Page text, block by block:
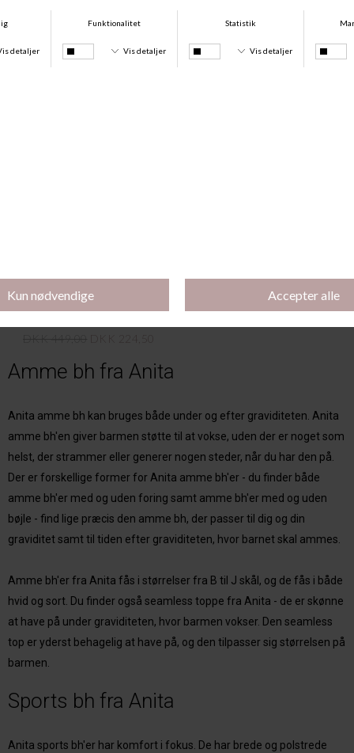
Amme bh fra Anita
Anita amme bh kan bruges både under og efter graviditeten. Anita
amme bh'en giver barmen støtte til at vokse, uden der er noget som
helst, der strammer eller generer nogen steder, når du har den på.
Der er forskellige former for Anita amme bh'er - du finder både
amme bh'er med og uden foring samt amme bh'er med og uden
bøjle - find lige præcis den amme bh, der passer til dig og din
graviditet samt til tiden efter graviditeten, hvor barnet skal ammes.
Amme bh'er fra Anita fås i størrelser fra B til J skål, og de fås i både
hvid og sort. Du finder også seamless toppe fra Anita - de er skønne
at have på under graviditeten, hvor barmen vokser. Den seamless
top er yderst behagelig at have på, og den tilpasser sig størrelsen på
barmen.
Sports bh fra Anita
Anita sports bh'er har komfort i fokus. De har brede og polstrede